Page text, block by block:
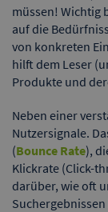
müssen! Wichtig
auf die
von konkreten
hilft dem Leser
Produkte und
Neben einer
Nutzersignale.
(Bounce Rate),
Klickrate (Click-
darüber, wie oft